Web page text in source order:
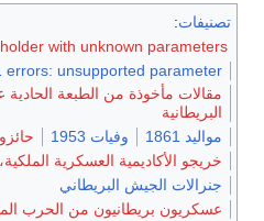
تصنيفات:
with unknown parameters
errors: unsupported parameter
مقالات مأخوذة من الطبعة
البريطانية
مواليد 1861
وفيات 1953
خريجو الأكاديمية العسكرية
جنرالات الجيش البريطاني
عسكريون بريطانيون من الحرب